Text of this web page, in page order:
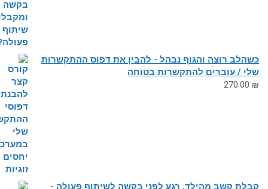
רוצה והגוף נבהל - להבין את דפוס ההתקשרות
/ עוברים להתקשרות בטוחה
קשב מהילד, רגע לפני בקשה לשיתוף פעולה -